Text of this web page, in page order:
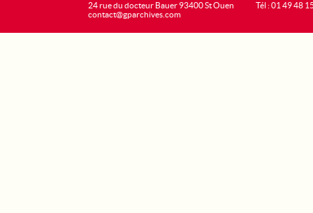
24 rue du docteur Bauer 93400 St Ouen
contact@gparchives.com
Tél : 01 49 48